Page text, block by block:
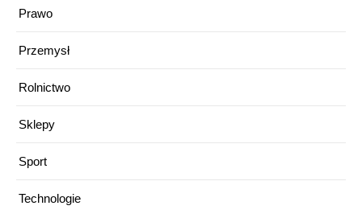
Prawo
Przemysł
Rolnictwo
Sklepy
Sport
Technologie